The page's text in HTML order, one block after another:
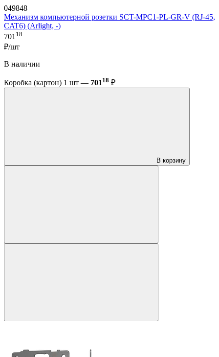
049848
Механизм компьютерной розетки SCT-MPC1-PL-GR-V (RJ-45,
CAT6) (Arlight, -)
701 18
₽/шт
В наличии
Коробка (картон) 1 шт — 701 18 ₽
В корзину